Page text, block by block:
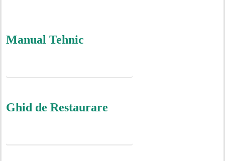
Manual Tehnic
Ghid de Restaurare